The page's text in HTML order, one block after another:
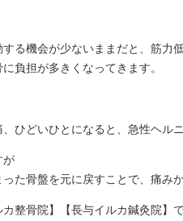
る機会が少ないままだと、筋力
負担が多きくなってきます。
ひどいひとになると、急性ヘル
が
た骨盤を元に戻すことで、痛み
カ整骨院】【長与イルカ鍼灸院】